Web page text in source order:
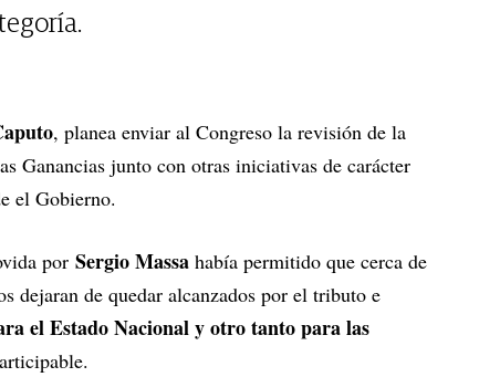
, planea enviar al Congreso la revisión de la
Ganancias junto con otras iniciativas de carácter
el Gobierno.
por Sergio Massa había permitido que cerca de
dejaran de quedar alcanzados por el tributo e
el Estado Nacional y otro tanto para las